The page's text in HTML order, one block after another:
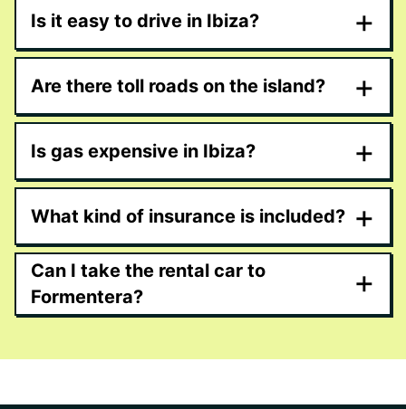
Is it easy to drive in Ibiza? +
Are there toll roads on the island? +
Is gas expensive in Ibiza? +
What kind of insurance is included? +
Can I take the rental car to
Formentera?
+